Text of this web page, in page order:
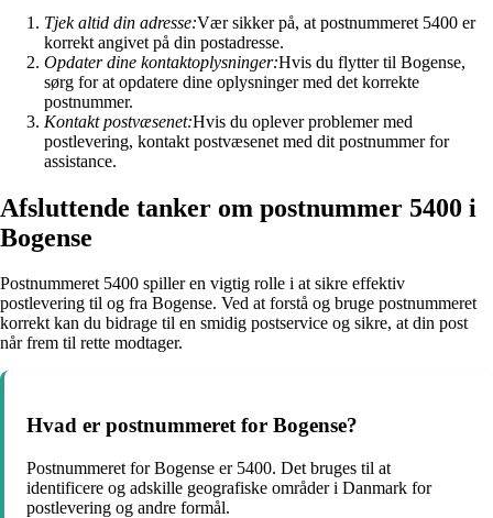
Tjek altid din adresse:Vær sikker på, at postnummeret 5400 er
korrekt angivet på din postadresse.
Opdater dine kontaktoplysninger:Hvis du flytter til Bogense,
sørg for at opdatere dine oplysninger med det korrekte
postnummer.
Kontakt postvæsenet:Hvis du oplever problemer med
postlevering, kontakt postvæsenet med dit postnummer for
assistance.
Afsluttende tanker om postnummer 5400 i
Bogense
Postnummeret 5400 spiller en vigtig rolle i at sikre effektiv
postlevering til og fra Bogense. Ved at forstå og bruge postnummeret
korrekt kan du bidrage til en smidig postservice og sikre, at din post
når frem til rette modtager.
Hvad er postnummeret for Bogense?
Postnummeret for Bogense er 5400. Det bruges til at
identificere og adskille geografiske områder i Danmark for
postlevering og andre formål.